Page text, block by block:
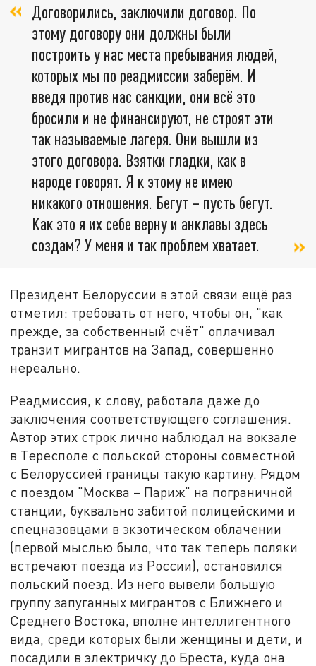
Договорились, заключили договор. По
этому договору они должны были
построить у нас места пребывания людей,
которых мы по реадмиссии заберём. И
введя против нас санкции, они всё это
бросили и не финансируют, не строят эти
так называемые лагеря. Они вышли из
этого договора. Взятки гладки, как в
народе говорят. Я к этому не имею
никакого отношения. Бегут – пусть бегут.
Как это я их себе верну и анклавы здесь
создам? У меня и так проблем хватает.
Президент Белоруссии в этой связи ещё раз
отметил: требовать от него, чтобы он, "как
прежде, за собственный счёт" оплачивал
транзит мигрантов на Запад, совершенно
нереально.
Реадмиссия, к слову, работала даже до
заключения соответствующего соглашения.
Автор этих строк лично наблюдал на вокзале
в Тересполе с польской стороны совместной
с Белоруссией границы такую картину. Рядом
с поездом "Москва – Париж" на пограничной
станции, буквально забитой полицейскими и
спецназовцами в экзотическом облачении
(первой мыслью было, что так теперь поляки
встречают поезда из России), остановился
польский поезд. Из него вывели большую
группу запуганных мигрантов с Ближнего и
Среднего Востока, вполне интеллигентного
вида, среди которых были женщины и дети, и
посадили в электричку до Бреста, куда она